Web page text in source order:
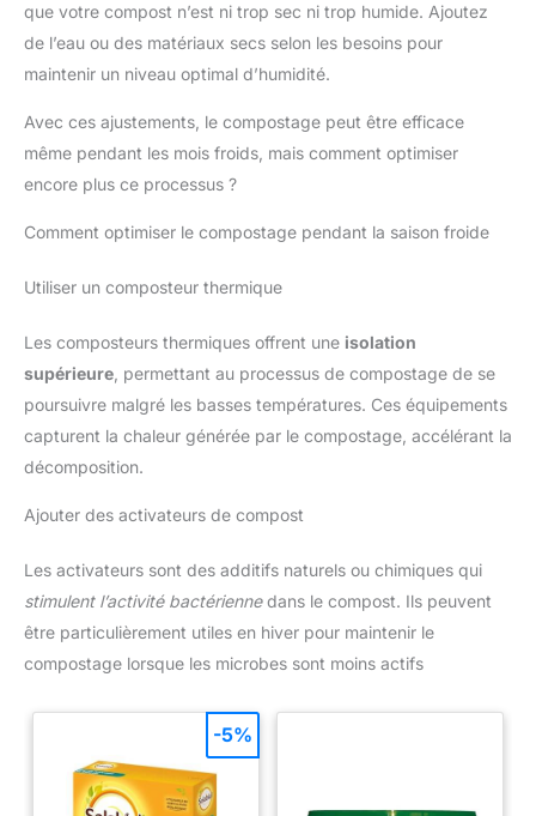
que votre compost n’est ni trop sec ni trop humide. Ajoutez
de l’eau ou des matériaux secs selon les besoins pour
maintenir un niveau optimal d’humidité.
Avec ces ajustements, le compostage peut être efficace
même pendant les mois froids, mais comment optimiser
encore plus ce processus ?
Comment optimiser le compostage pendant la saison froide
Utiliser un composteur thermique
Les composteurs thermiques offrent une isolation
supérieure , permettant au processus de compostage de se
poursuivre malgré les basses températures. Ces équipements
capturent la chaleur générée par le compostage, accélérant la
décomposition.
Ajouter des activateurs de compost
Les activateurs sont des additifs naturels ou chimiques qui
stimulent l’activité bactériennedans le compost. Ils peuvent
être particulièrement utiles en hiver pour maintenir le
compostage lorsque les microbes sont moins actifs
-5%